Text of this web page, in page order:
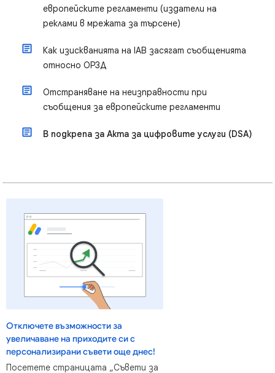
европейските регламенти (издатели на
реклами в мрежата за търсене)
Как изискванията на IAB засягат съобщенията
относно ОРЗД
Отстраняване на неизправности при
съобщения за европейските регламенти
В подкрепа за Акта за цифровите услуги (DSA)
Отключете възможности за
увеличаване на приходите си с
персонализирани съвети още днес!
Посетете страницата „Съвети за